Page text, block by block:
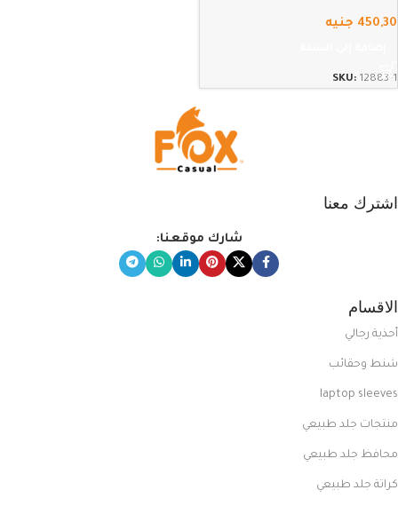
450,30 جنيه
SKU: 12883-1
اشترك معنا
شارك موقعنا:
الاقسام
أحذية رجالي
شنط وحقائب
laptop sleeves
منتجات جلد طبيعي
محافظ جلد طبيعي
كراتة جلد طبيعي